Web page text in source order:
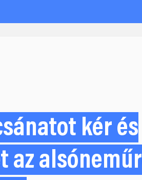
kér és
az